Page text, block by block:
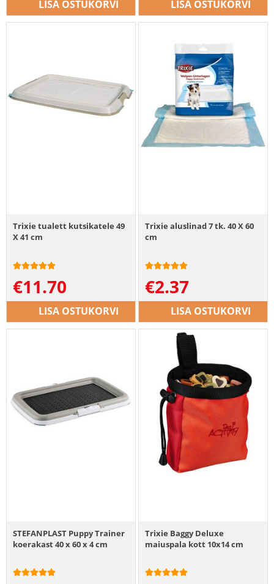
LISA OSTUKORVI LISA OSTUKORVI
Trixie tualett kutsikatele 49
X 41 cm
€11.70
LISA OSTUKORVI
Trixie aluslinad 7 tk. 40 X 60
cm
€2.37
LISA OSTUKORVI
STEFANPLAST Puppy Trainer
koerakast 40 x 60 x 4 cm
Trixie Baggy Deluxe
maiuspala kott 10x14 cm